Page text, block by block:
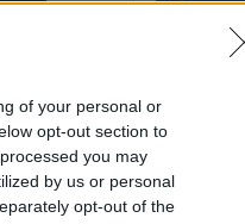
of your personal or
opt-out section to
you may
by us or personal
opt-out of the
kpk